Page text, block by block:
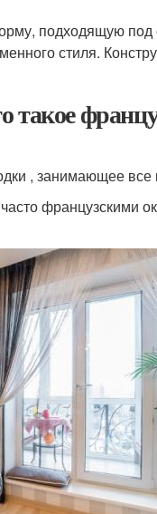
подходящую под
стиля.
, занимающее все
французскими